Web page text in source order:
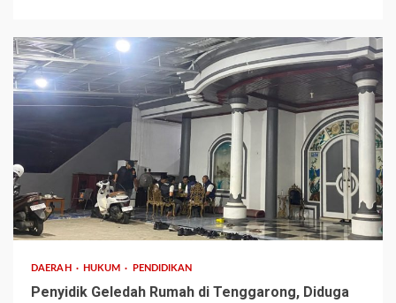
3 min read
DAERAH HUKUM PENDIDIKAN
Penyidik Geledah Rumah di Tenggarong, Diduga